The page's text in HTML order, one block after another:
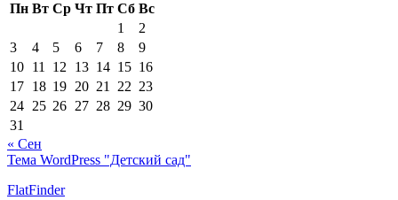
Пн Вт Ср Чт Пт Сб Вс
1
2
3
4 5 6 7 8
9
10 11 12 13 14 15 16
17 18 19 20 21 22 23
24 25 26 27 28 29 30
31
« Сен
Тема WordPress "Детский сад"
FlatFinder